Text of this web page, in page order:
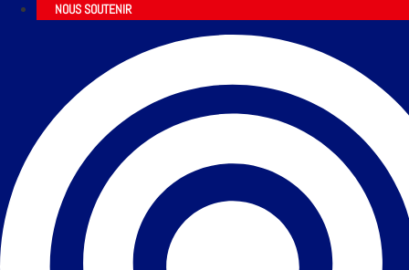
NOUS SOUTENIR